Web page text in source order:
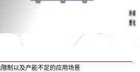
制以及产能不足的应用场景